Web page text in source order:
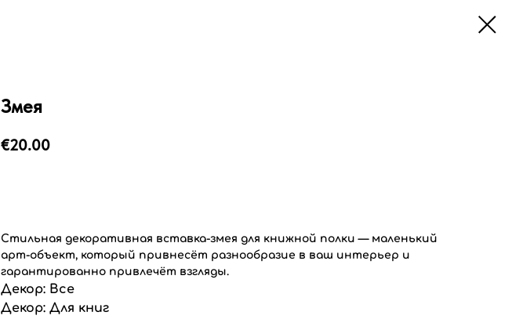
Змея
€20.00
Стильная декоративная вставка-змея для книжной полки — маленький
арт-объект, который привнесёт разнообразие в ваш интерьер и
гарантированно привлечёт взгляды.
Декор: Все
Декор: Для книг